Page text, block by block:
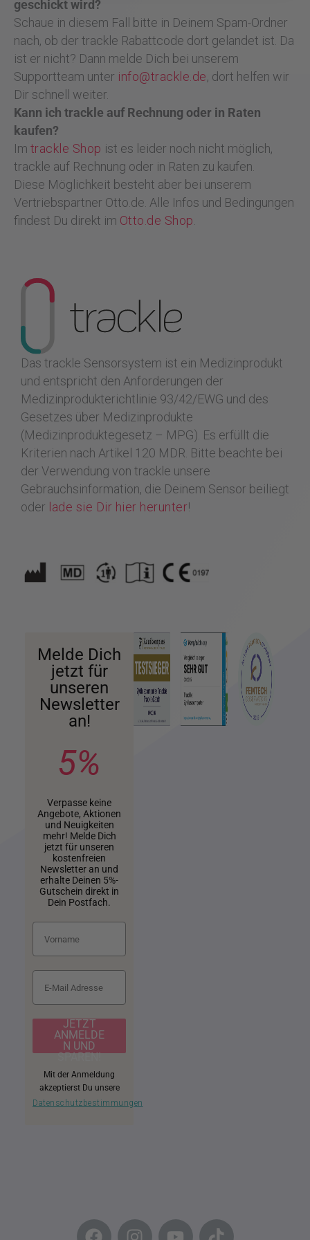
geschickt wird?
Schaue in diesem Fall bitte in Deinem Spam-Ordner
nach, ob der trackle Rabattcode dort gelandet ist. Da
ist er nicht? Dann melde Dich bei unserem
Supportteam unter info@trackle.de, dort helfen wir
Dir schnell weiter.
Kann ich trackle auf Rechnung oder in Raten
kaufen?
Im trackle Shop ist es leider noch nicht möglich,
trackle auf Rechnung oder in Raten zu kaufen.
Diese Möglichkeit besteht aber bei unserem
Vertriebspartner Otto.de. Alle Infos und Bedingungen
findest Du direkt im Otto.de Shop
Das trackle Sensorsystem ist ein Medizinprodukt
und entspricht den Anforderungen der
Medizinprodukterichtlinie 93/42/EWG und des
Gesetzes über Medizinprodukte
(Medizinproduktegesetz – MPG). Es erfüllt die
Kriterien nach Artikel 120 MDR. Bitte beachte bei
der Verwendung von trackle unsere
Gebrauchsinformation, die Deinem Sensor beiliegt
oder lade sie Dir hier herunter!
Melde Dich
jetzt für
unseren
Newsletter
an!
5%
Verpasse keine
Angebote, Aktionen
und Neuigkeiten
mehr! Melde Dich
jetzt für unseren
kostenfreien
Newsletter an und
erhalte Deinen 5%-
Gutschein direkt in
Dein Postfach.
JETZT
ANMELDE
N UND
SPAREN!
Mit der Anmeldung
akzeptierst Du unsere
Datenschutzbestimmungen
F
I
Y
T